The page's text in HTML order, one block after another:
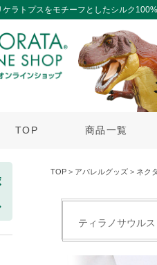
ラトプスをモチーフとしたシルク
TOP 商品一覧
TOP > アパレルグッズ > ネク
ティラノサウル